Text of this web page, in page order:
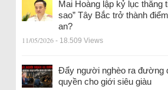
Mai Hoàng lập kỷ lục thăng
sao” Tây Bắc trở thành
an?
11/05/2026 - 18.509 Views
Đẩy người nghèo ra đường
quyền cho giới siêu giàu